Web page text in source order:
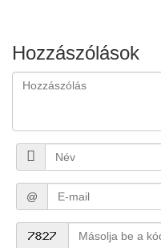
Hozzászólások
@